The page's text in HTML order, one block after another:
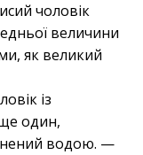
чоловік
величини
як великий
із
один,
водою. —